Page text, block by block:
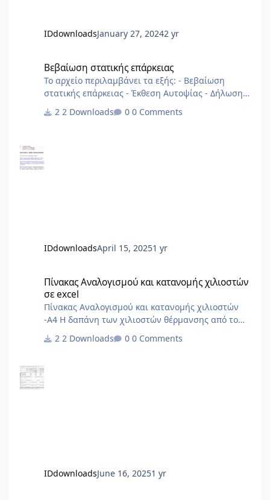
IDdownloadsJanuary 27, 20242 yr
Βεβαίωση στατικής επάρκειας
Το αρχείο περιλαμβάνει τα εξής: - Βεβαίωση
στατικής επάρκειας - Έκθεση Αυτοψίας - Δήλωση
2 Downloads 0 Comments
IDdownloadsApril 15, 20251 yr
Πίνακας Αναλογισμού και κατανομής χιλιοστών
σε excel
Πίνακας Αναλογισμού και κατανομής χιλιοστών
-Α4 Η δαπάνη των χιλιοστών θέρμανσης από το
αλλά με δύο συντελεστές, έναν για την χρέωση με
2 Downloads 0 Comments
IDdownloadsJune 16, 20251 yr